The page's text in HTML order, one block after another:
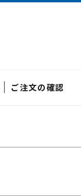
ご注文の確認